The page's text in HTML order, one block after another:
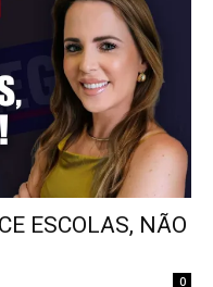
ESCOLAS, NÃO
0